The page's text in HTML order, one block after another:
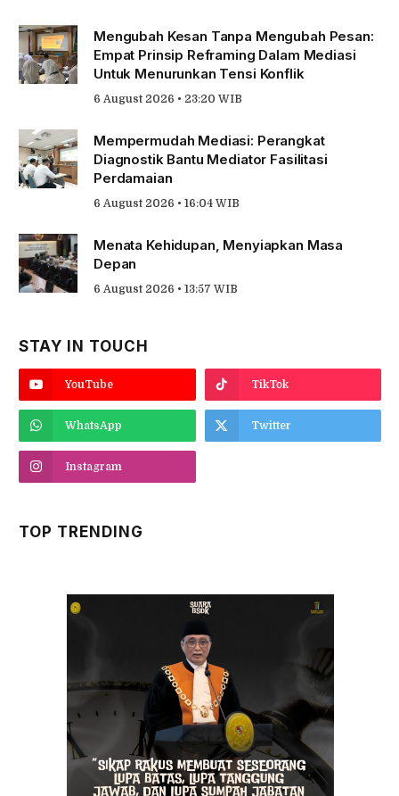
Mengubah Kesan Tanpa Mengubah Pesan:
Empat Prinsip Reframing Dalam Mediasi
Untuk Menurunkan Tensi Konflik
6 August 2026 • 23:20 WIB
Mempermudah Mediasi: Perangkat
Diagnostik Bantu Mediator Fasilitasi
Perdamaian
6 August 2026 • 16:04 WIB
Menata Kehidupan, Menyiapkan Masa
Depan
6 August 2026 • 13:57 WIB
STAY IN TOUCH
YouTube TikTok
WhatsApp Twitter
Instagram
TOP TRENDING